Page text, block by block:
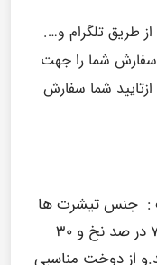
طریق تلگرام و….
سفارش شما را جهت
شما سفارش
: جنس تیشرت ها
و بادی های چاپیمون دارای میزان ۷۰ در صد نخ و ۳۰
از دوخت مناسبی